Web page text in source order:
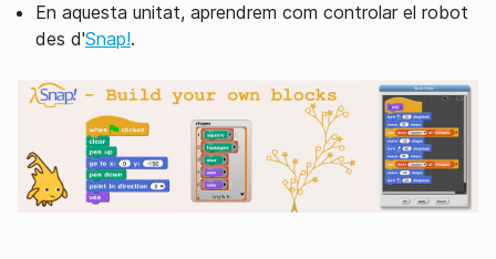
En aquesta unitat, aprendrem com controlar el robot
des d'Snap!.